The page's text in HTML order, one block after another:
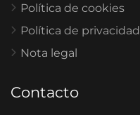
Política de cookies
Política de privacidad
Nota legal
Contacto